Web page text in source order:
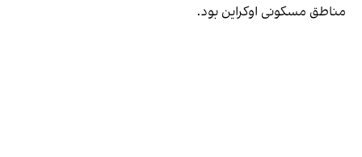
مناطق مسکونی اوکراین بود.